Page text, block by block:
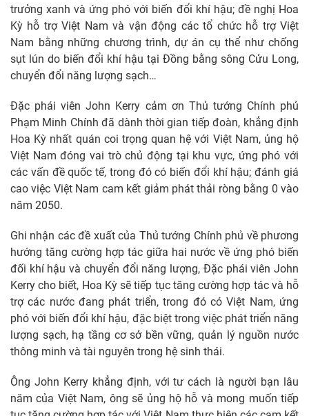
trưởng xanh và ứng phó với biến đổi khí hậu; đề nghị Hoa
Kỳ hỗ trợ Việt Nam và vận động các tổ chức hỗ trợ Việt
Nam bằng những chương trình, dự án cụ thể như chống
sụt lún do biến đổi khí hậu tại Đồng bằng sông Cửu Long,
chuyển đổi năng lượng sạch…
Đặc phái viên John Kerry cảm ơn Thủ tướng Chính phủ
Phạm Minh Chính đã dành thời gian tiếp đoàn, khẳng định
Hoa Kỳ nhất quán coi trọng quan hệ với Việt Nam, ủng hộ
Việt Nam đóng vai trò chủ động tại khu vực, ứng phó với
các vấn đề quốc tế, trong đó có biến đổi khí hậu; đánh giá
cao việc Việt Nam cam kết giảm phát thải ròng bằng 0 vào
năm 2050.
Ghi nhận các đề xuất của Thủ tướng Chính phủ về phương
hướng tăng cường hợp tác giữa hai nước về ứng phó biến
đối khí hậu và chuyển đổi năng lượng, Đặc phái viên John
Kerry cho biết, Hoa Kỳ sẽ tiếp tục tăng cường hợp tác và hỗ
trợ các nước đang phát triển, trong đó có Việt Nam, ứng
phó với biến đổi khí hậu, đặc biệt trong việc phát triển năng
lượng sạch, hạ tầng cơ sở bền vững, quản lý nguồn nước
thông minh và tài nguyên trong hệ sinh thái.
Ông John Kerry khẳng định, với tư cách là người bạn lâu
năm của Việt Nam, ông sẽ ủng hộ hỗ và mong muốn tiếp